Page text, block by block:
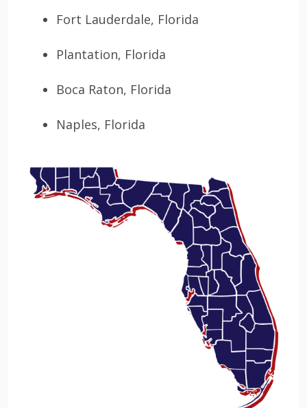
Fort Lauderdale, Florida
Plantation, Florida
Boca Raton, Florida
Naples, Florida